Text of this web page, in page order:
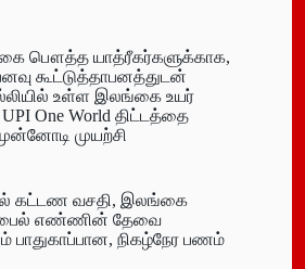
பௌத்த யாத்ரீகர்களுக்காக,
கூட்டுத்தாபனத்துடன்
உள்ள இலங்கை உயர்
One World திட்டத்தை
முயற்சி
கட்டண வசதி, இலங்கை
எண்ணின் தேவை
பாதுகாப்பான, நிகழ்நேர பணம்